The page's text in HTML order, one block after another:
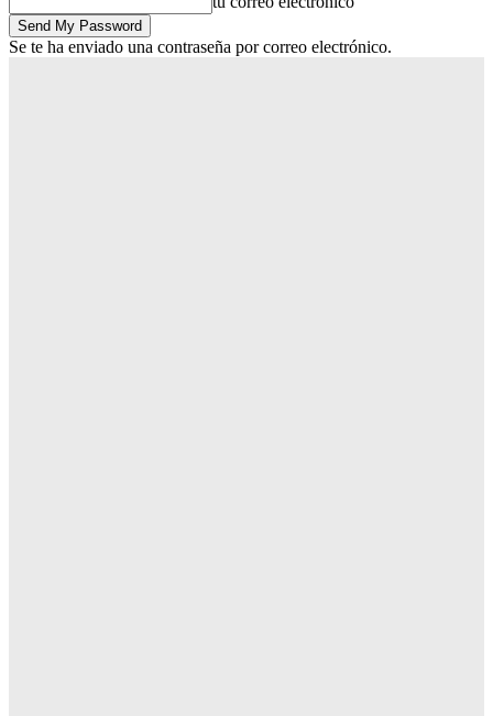
Se te ha enviado una contraseña por correo electrónico.